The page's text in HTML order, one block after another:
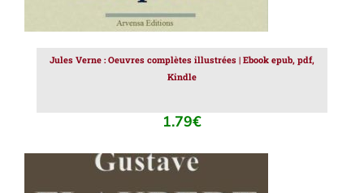
Jules Verne : Oeuvres complètes illustrées | Ebook epub, pdf,
Kindle
1.79€